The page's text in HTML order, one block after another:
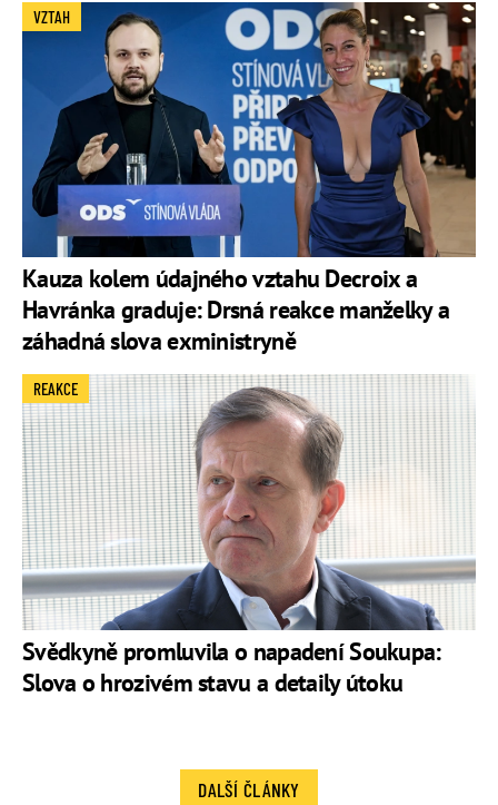
Kauza kolem údajného vztahu Decroix a
Havránka graduje: Drsná reakce manželky a
záhadná slova exministryně
VZTAH
Svědkyně promluvila o napadení Soukupa:
Slova o hrozivém stavu a detaily útoku
REAKCE
DALŠÍ ČLÁNKY